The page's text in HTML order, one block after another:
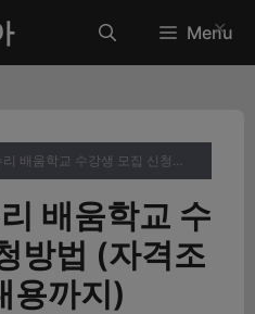
Menu
2025 건강누리 배움학교 수강생 모집 신청방법 (자격조건부터 교육내용까지)
배움학교 수
방법 (자격조
용까지)
✕